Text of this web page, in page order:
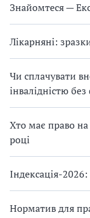
Знайомтеся —
Лікарняні:
Чи сплачувати
інвалідністю
Хто має право на
році
Індексація-
Норматив для